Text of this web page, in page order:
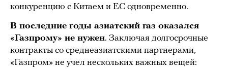
конкуренцию с Китаем и ЕС одновременно.
В последние годы азиатский газ оказался
«Газпрому» не нужен. Заключая долгосрочные
контракты со среднеазиатскими партнерами,
«Газпром» не учел нескольких важных вещей: